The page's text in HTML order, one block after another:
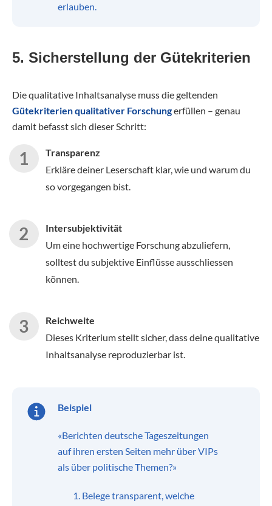
erlauben.
5. Sicherstellung der Gütekriterien
Die qualitative Inhaltsanalyse muss die geltenden
Gütekriterien qualitativer Forschungerfüllen – genau
damit befasst sich dieser Schritt:
Transparenz
Erkläre deiner Leserschaft klar, wie und warum du
so vorgegangen bist.
Intersubjektivität
Um eine hochwertige Forschung abzuliefern,
solltest du subjektive Einflüsse ausschliessen
können.
Reichweite
Dieses Kriterium stellt sicher, dass deine qualitative
Inhaltsanalyse reproduzierbar ist.
Beispiel
«Berichten deutsche Tageszeitungen
auf ihren ersten Seiten mehr über VIPs
als über politische Themen?»
Belege transparent, welche